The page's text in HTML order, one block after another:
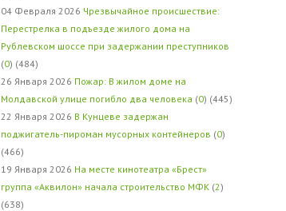
04 Февраля 2026 Чрезвычайное происшествие:
Перестрелка в подъезде жилого дома на
Рублевском шоссе при задержании преступников
(0) (484)
26 Января 2026 Пожар: В жилом доме на
Молдавской улице погибло два человека (0) (445)
22 Января 2026 В Кунцеве задержан
поджигатель-пироман мусорных контейнеров (0)
(466)
19 Января 2026 На месте кинотеатра «Брест»
группа «Аквилон» начала строительство МФК (2)
(638)